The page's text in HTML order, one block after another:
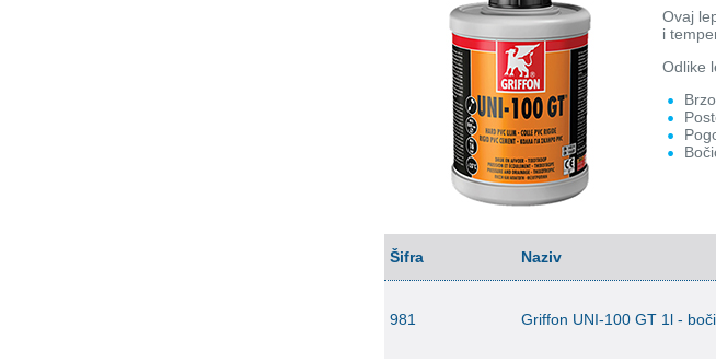
Ovaj
i
Odlike
Šifra Naziv
981 Griffon UNI-100 GT 1l -